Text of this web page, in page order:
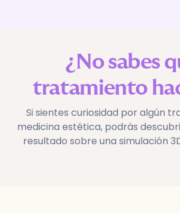
¿No sabes
tratamiento
Si sientes curiosidad por algún
medicina estética, podrás
resultado sobre una simulación